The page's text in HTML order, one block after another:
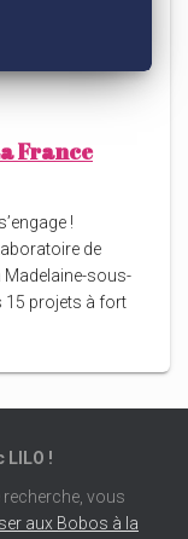
France
!
de
Madelaine-sous-
15 projets à fort
LILO !
recherche, vous
aux Bobos à la